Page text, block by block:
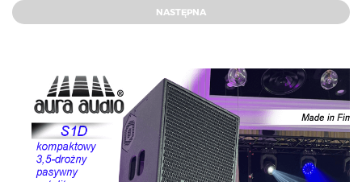
NASTĘPNA